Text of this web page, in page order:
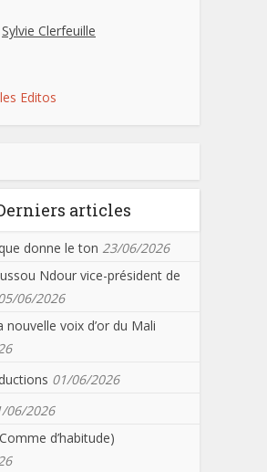
Sylvie Clerfeuille
Editos
articles
donne le ton 23/06/2026
Ndour vice-président de
06/2026
nouvelle voix d’or du Mali
01/06/2026
06/2026
d’habitude)